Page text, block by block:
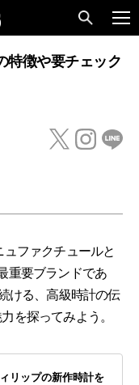
特徴や要チェック
ファクチュールと
重要ブランドであ
ける、高級時計の伝
を探ってみよう。
リップの新作時計を